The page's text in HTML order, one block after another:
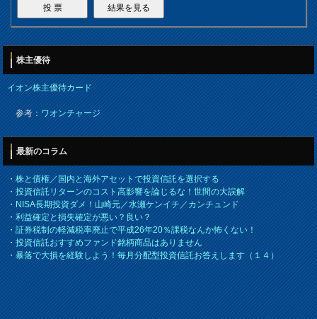
株主優待
イオン株主優待カード
参考：ワオンチャージ
最新のコラム
・株と債権／国内と海外アセットで投資信託を選択する
・投資信託リターンのコスト高影響を論じるな！世間の大誤解
・NISA長期投資ダメ！山崎元／水瀬ケンイチ／カンチュンド
・利益確定と損失確定が悪い？良い？
・証券税制の軽減税率廃止で平成26年20％課税なんか怖くない！
・投資信託おすすめファンド銘柄商品はありません
・暴落で大損を経験しよう！毎月分配型投資信託お答えします（１４）